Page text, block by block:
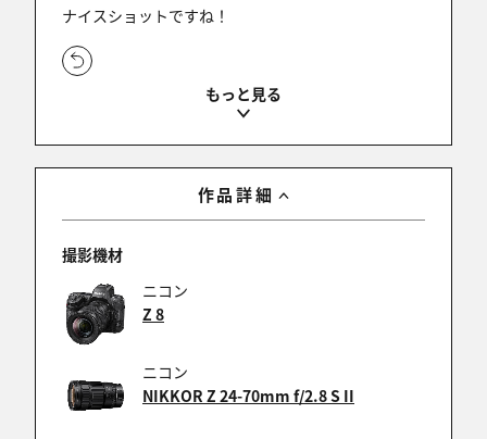
ナイスショットですね！
2025/12/02 21:50:03
katwo
2025/12/02 20:50:08
ナイスショットですね。
作品詳細
撮影機材
ニコン
Z 8
ニコン
NIKKOR Z 24-70mm f/2.8 S II